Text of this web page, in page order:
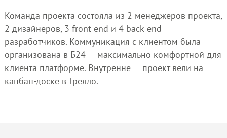
Команда проекта состояла из 2 менеджеров проекта,
2 дизайнеров, 3 front-end и 4 back-end
разработчиков. Коммуникация с клиентом была
организована в Б24 — максимально комфортной для
клиента платформе. Внутренне — проект вели на
канбан-доске в Трелло.